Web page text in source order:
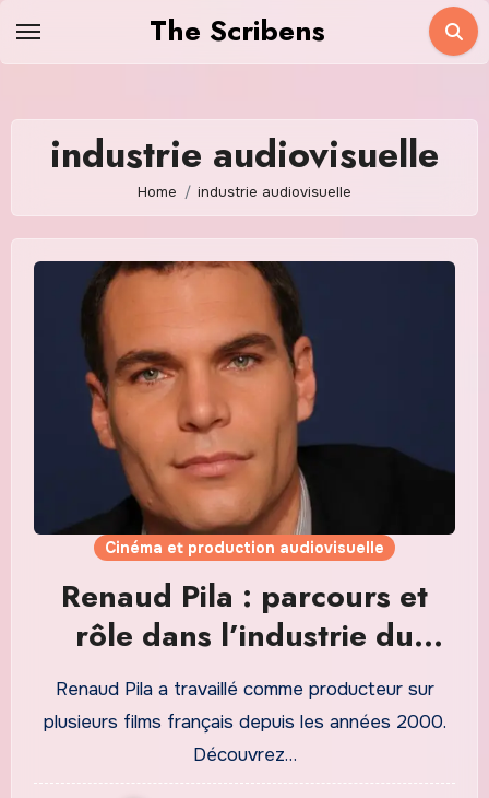
The Scribens
industrie audiovisuelle
Home industrie audiovisuelle
Cinéma et production audiovisuelle
Renaud Pila : parcours et
rôle dans l’industrie du
cinéma français
Renaud Pila a travaillé comme producteur sur
plusieurs films français depuis les années 2000.
Découvrez…